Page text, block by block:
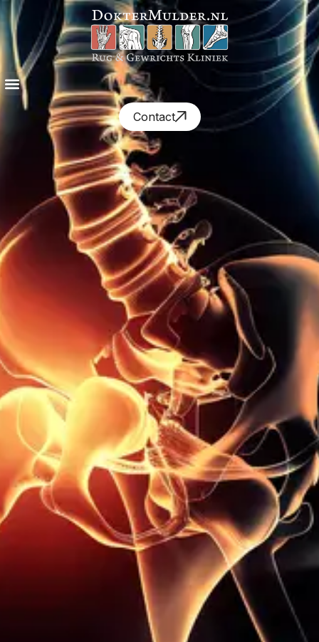
Contact